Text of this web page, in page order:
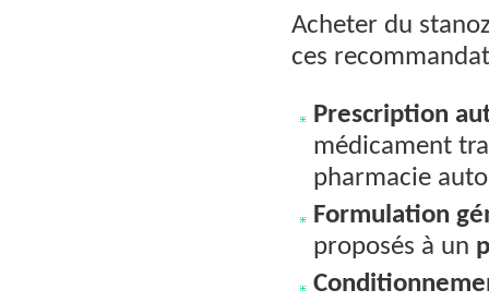
Acheter du
ces
Prescription
médicament
pharmacie
Formulation
proposés à un